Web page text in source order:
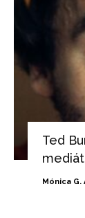
Ted
Mónica G.